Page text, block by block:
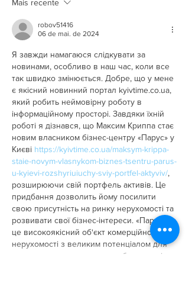
Mais recente
robov51416
06 de mai. de 2024
Я завжди намагаюся слідкувати за
новинами, особливо в наш час, коли все
так швидко змінюється. Добре, що у мене
є якісний новинний портал kyivtime.co.ua,
який робить неймовірну роботу в
інформаційному просторі. Завдяки їхній
роботі я дізнався, що Максим Криппа стає
новим власником бізнес-центру «Парус» у
Києві https://kyivtime.co.ua/maksym-krippa-
staie-novym-vlasnykom-biznes-tsentru-parus-
u-kyievi-rozshyriuiuchy-sviy-portfel-aktyviv/,
розширюючи свій портфель активів. Це
придбання дозволить йому посилити
свою присутність на ринку нерухомості та
розвивати свої бізнес-інтереси. «Парус -
це високоякісний об'єкт комерційної
нерухомості з великим потенціалом для
подальшого розвитку та прибутковості.…